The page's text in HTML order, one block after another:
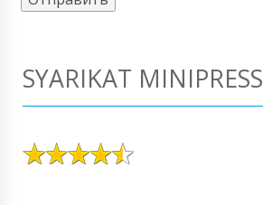
SYARIKAT MINIPRESS